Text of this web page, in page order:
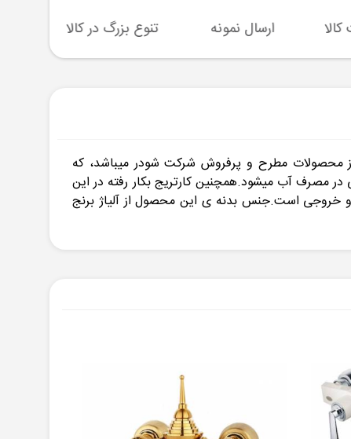
ارسال نمونه تنوع بزرگ در کالا
40 میلی متری و استحکام بسیار بالا، یکی از محصولات مطرح و پرفروش شرکت شودر میباشد، که
مصرف آب میشود.همچنین کارتریج بکار رفته در این
اب در ورودی و خروجی است.جنس بدنه ی این محصول از آلیاژ برنج